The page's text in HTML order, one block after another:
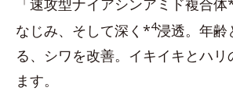
「速攻型ナイアシンアミド複合体
なじみ、そして深く*4浸透。年齢
る、シワを改善。イキイキとハリ
ます。